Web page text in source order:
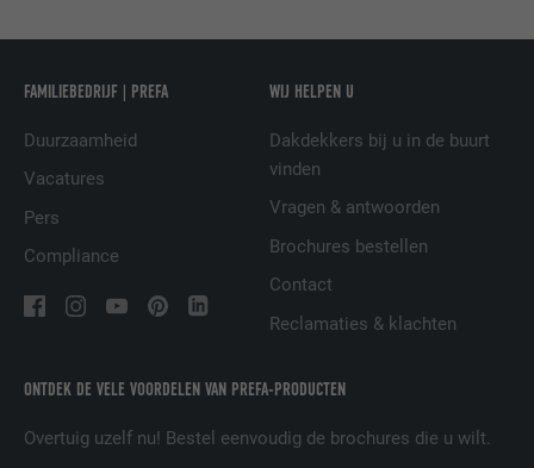
ONTDEK DE VELE VOORDELEN VAN PREFA-PRODUCTEN
Overtuig uzelf nu! Bestel eenvoudig de brochures die u wilt.
FAMILIEBEDRIJF | PREFA
Duurzaamheid
Vacatures
Pers
Compliance
WIJ HELPEN U
Dakdekkers bij u in de buurt
vinden
Vragen & antwoorden
Brochures bestellen
Contact
Reclamaties & klachten
DOEL
LinkedIn voor het volgen van het gebruik
van ingebedde diensten.
AANBIEDER LinkedIn
DOEL
Wordt gebruikt om ervoor te zorgen dat
het juiste SameSite-attribuut voor alle
cookies in deze browser aanwezig is